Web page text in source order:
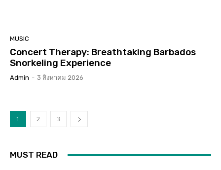
MUSIC
Concert Therapy: Breathtaking Barbados
Snorkeling Experience
Admin - 3 สิงหาคม 2026
1 2 3
MUST READ